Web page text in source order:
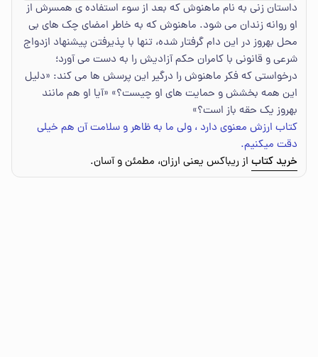
داستان زنی به نام ماهنوش که بعد از سوء استفاده ی همسرش از
او روانه زندان می شود. ماهنوش که به خاطر امضای چک های بی
محل بهروز در این دام گرفتار شده، تنها با پذیرفتن پیشنهاد ازدواج
شرعی و قانونی با کامران حکم آزادیش را به دست می آورد؛
درخواستی که فکر ماهنوش را درگیر این پرسش ها می کند: «دلیل
این همه بخشش و حمایت های او چیست؟» «آیا او هم مانند
بهروز یک حقه باز است؟»
کتاب ارزش معنوی دارد ، ولی ما به ظاهر و سلامت آن هم خیلی
دقت میکنیم.
خرید کتاب از ریباکس یعنی ارزان، مطمئن و آسان.